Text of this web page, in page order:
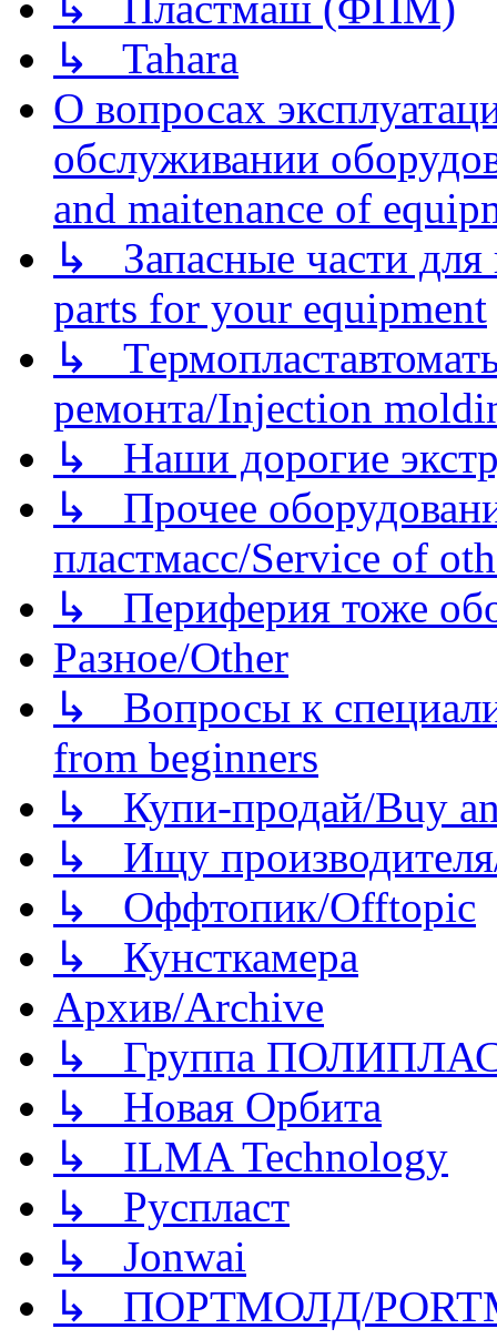
↳ Tahara
О вопросах
обслуживании
and maitenance of
↳ Запасные части для
parts for your equipment
↳
ремонта/Injection
↳ Наши дорогие
↳ Прочее
пластмасс/Service of
↳ Периферия тоже
Разное/Other
↳ Вопросы к
from beginners
↳ Купи-продай/Buy
↳ Ищу
↳ Оффтопик/Offtopic
↳ Кунсткамера
Архив/Archive
↳ Группа
↳ Новая Орбита
↳ ILMA Technology
↳ Руспласт
↳ Jonwai
↳ ПОРТМОЛД/